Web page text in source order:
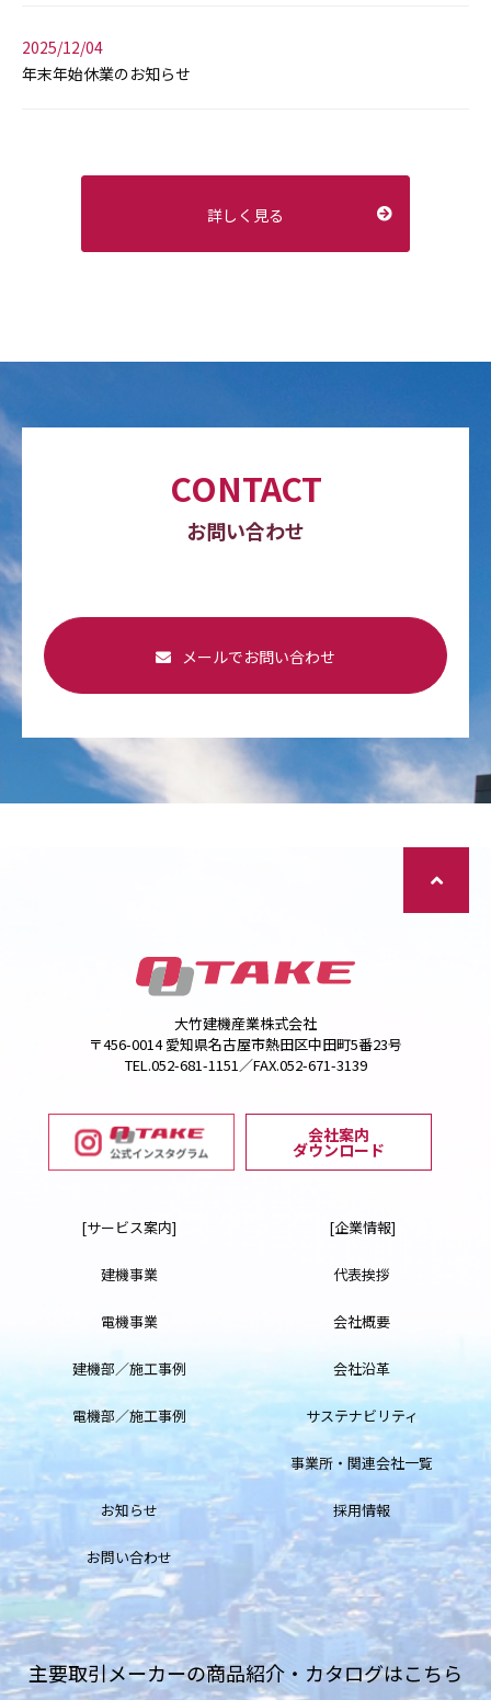
2025/12/04
年末年始休業のお知らせ
詳しく見る
CONTACT
お問い合わせ
メールでお問い合わせ
大竹建機産業株式会社
〒456-0014 愛知県名古屋市熱田区中田町5番23号
TEL.052-681-1151／FAX.052-671-3139
会社案内
ダウンロード
[サービス案内]
建機事業
電機事業
建機部／施工事例
電機部／施工事例
[企業情報]
代表挨拶
会社概要
会社沿革
サステナビリティ
事業所・関連会社一覧
お知らせ 採用情報
お問い合わせ
主要取引メーカーの商品紹介・カタログはこちら